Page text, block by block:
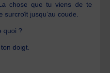
chose que tu viens de te
surcroît jusqu’au coude.
quoi ?
doigt.